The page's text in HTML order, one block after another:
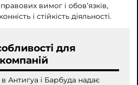
вимог і обов’язків,
і стійкість діяльності.
для
в Антигуа і Барбуда надає